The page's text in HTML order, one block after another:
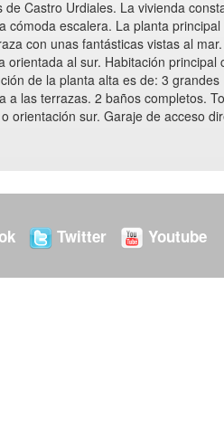
de Castro Urdiales. La vivienda
cómoda escalera. La planta principal
con unas fantásticas vistas al
orientada al sur. Habitación principal
de la planta alta es de: 3 grandes
a las terrazas. 2 baños completos.
orientación sur. Garaje de acceso
Twitter Youtube